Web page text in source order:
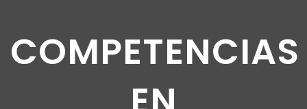
COMPETENCIAS